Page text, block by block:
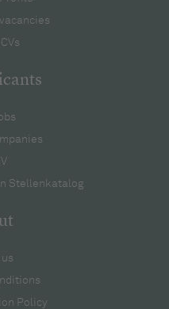
Stellenkatalog
Policy